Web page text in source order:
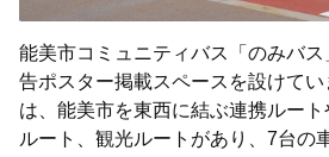
能美市コミュニティバス「のみバ
告ポスター掲載スペースを設けて
は、能美市を東西に結ぶ連携ルー
ルート、観光ルートがあり、7台の